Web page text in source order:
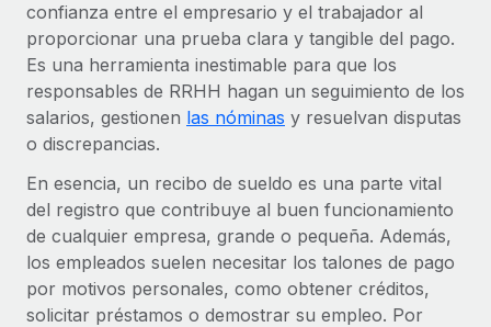
Pregunta a un experto
Obtén ayuda de gente experta en RR. HH. globales
y cumplimiento normativo.
Simplifica los procesos de cribado de candidatos.
Cumplimiento normativo
Adelántate a los riesgos de cumplimiento
normativo.
Consultoría de integraciones y automatización con IA.
CASOS PRÁCTICOS
Obtén ayuda
Consulta todos los recursos
BLOG
Nómina global
EOR y PEO
Contractor Management
Impuestos
confianza entre el empresario y el trabajador al
proporcionar una prueba clara y tangible del pago.
Es una herramienta inestimable para que los
responsables de RRHH hagan un seguimiento de los
salarios, gestionen las nóminas y resuelvan disputas
o discrepancias.
En esencia, un recibo de sueldo es una parte vital
del registro que contribuye al buen funcionamiento
de cualquier empresa, grande o pequeña. Además,
los empleados suelen necesitar los talones de pago
por motivos personales, como obtener créditos,
solicitar préstamos o demostrar su empleo. Por